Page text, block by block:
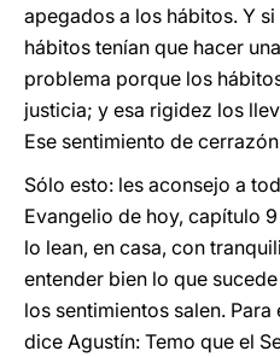
apegados a los hábitos. Y
hábitos tenían que hacer
problema porque los
justicia; y esa rigidez los
Ese sentimiento de
Sólo esto: les aconsejo a
Evangelio de hoy, capítulo
lo lean, en casa, con
entender bien lo que
los sentimientos salen.
dice Agustín: Temo que el